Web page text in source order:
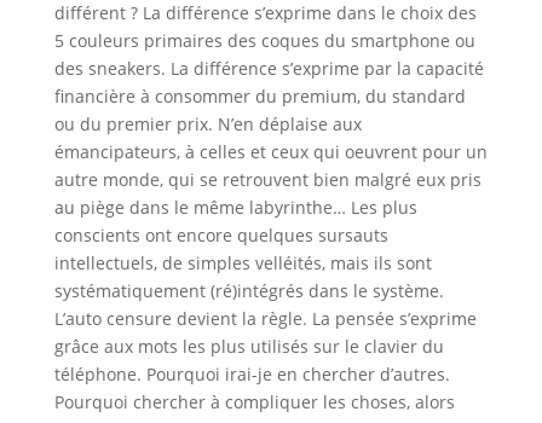
différent ? La différence s’exprime dans le choix des
5 couleurs primaires des coques du smartphone ou
des sneakers. La différence s’exprime par la capacité
financière à consommer du premium, du standard
ou du premier prix. N’en déplaise aux
émancipateurs, à celles et ceux qui oeuvrent pour un
autre monde, qui se retrouvent bien malgré eux pris
au piège dans le même labyrinthe… Les plus
conscients ont encore quelques sursauts
intellectuels, de simples velléités, mais ils sont
systématiquement (ré)intégrés dans le système.
L’auto censure devient la règle. La pensée s’exprime
grâce aux mots les plus utilisés sur le clavier du
téléphone. Pourquoi irai-je en chercher d’autres.
Pourquoi chercher à compliquer les choses, alors